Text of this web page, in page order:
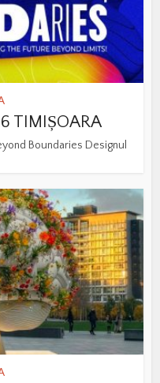
TIMIȘOARA
Boundaries Designul